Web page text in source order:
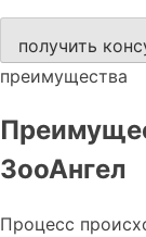
получить
преимущества
ЗооАнгел
Процесс